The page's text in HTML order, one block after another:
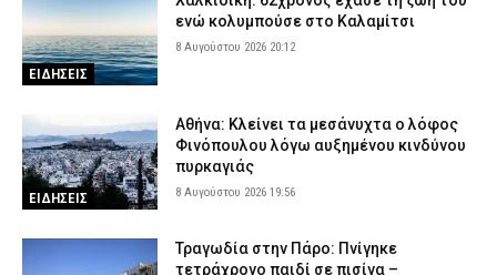
ΕΙΔΗΣΕΙΣ
ενώ κολυμπούσε στο Καλαμίτσι
8 Αυγούστου 2026 20:12
ΕΙΔΗΣΕΙΣ
Αθήνα: Κλείνει τα μεσάνυχτα ο λόφος
Φινόπουλου λόγω αυξημένου κινδύνου
πυρκαγιάς
8 Αυγούστου 2026 19:56
Τραγωδία στην Πάρο: Πνίγηκε
τετράχρονο παιδί σε πισίνα –